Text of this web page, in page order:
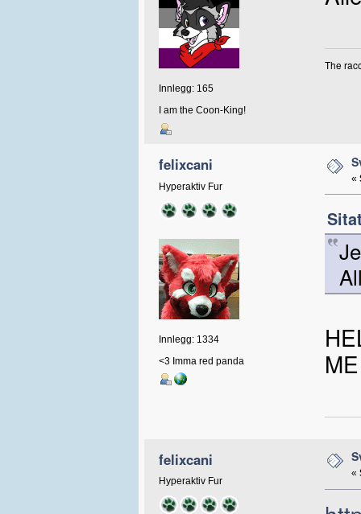
Innlegg: 165
I am the Coon-King!
The
felixcani
Hyperaktiv Fur
Innlegg: 1334
<3 Imma red panda
«
felixcani
Hyperaktiv Fur
«